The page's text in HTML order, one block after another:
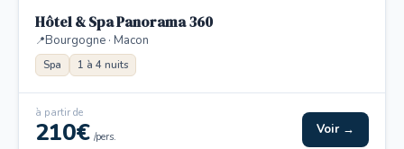
Hôtel & Spa Panorama 360
Bourgogne · Macon
Spa 1 à 4 nuits
à partir de
210€ /pers. Voir →